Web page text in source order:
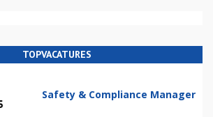
TOPVACATURES
Safety & Compliance Manager